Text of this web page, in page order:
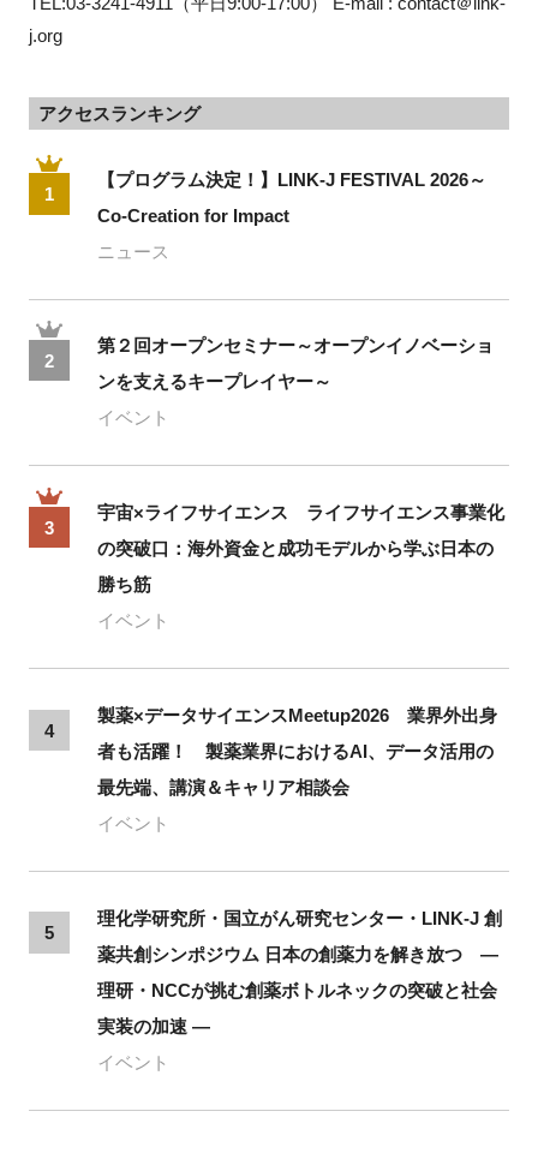
j.org
アクセスランキング
1
【プログラム決定！】LINK-J FESTIVAL 2026～
Co-Creation for Impact
ニュース
2
第２回オープンセミナー～オープンイノベーショ
ンを支えるキープレイヤー～
イベント
3
宇宙×ライフサイエンス ライフサイエンス事業化
の突破口：海外資金と成功モデルから学ぶ日本の
勝ち筋
イベント
4
製薬×データサイエンスMeetup2026 業界外出身
者も活躍！ 製薬業界におけるAI、データ活用の
最先端、講演＆キャリア相談会
イベント
5
理化学研究所・国立がん研究センター・LINK-J 創
薬共創シンポジウム 日本の創薬力を解き放つ ―
理研・NCCが挑む創薬ボトルネックの突破と社会
実装の加速 ―
イベント